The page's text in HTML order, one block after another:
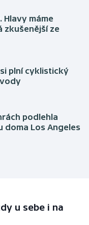
Hlavy máme
zkušenější ze
plní cyklistický
podlehla
doma Los Angeles
u sebe i na